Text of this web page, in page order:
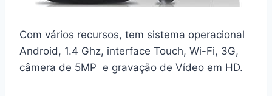
Com vários recursos, tem sistema operacional
Android, 1.4 Ghz, interface Touch, Wi-Fi, 3G,
câmera de 5MP e gravação de Vídeo em HD.